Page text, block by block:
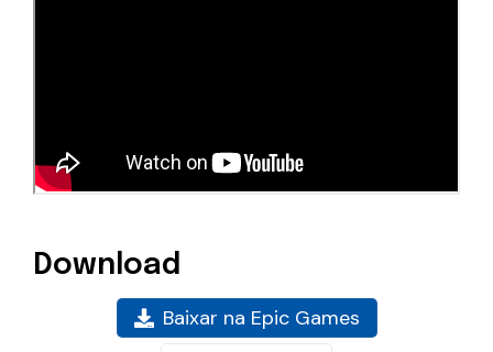
Download
Baixar na Epic Games